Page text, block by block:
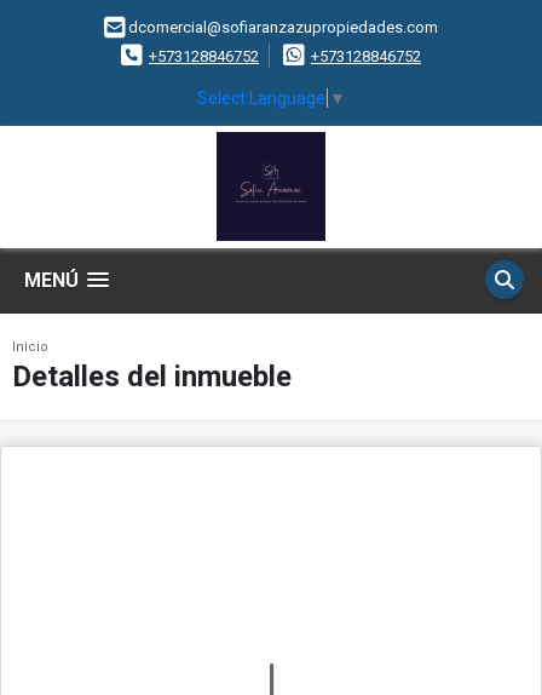
dcomercial@sofiaranzazupropiedades.com
+573128846752
+573128846752
Select Language ▼
MENÚ
Inicio
Detalles del inmueble